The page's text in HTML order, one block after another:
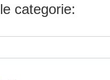
categorie: